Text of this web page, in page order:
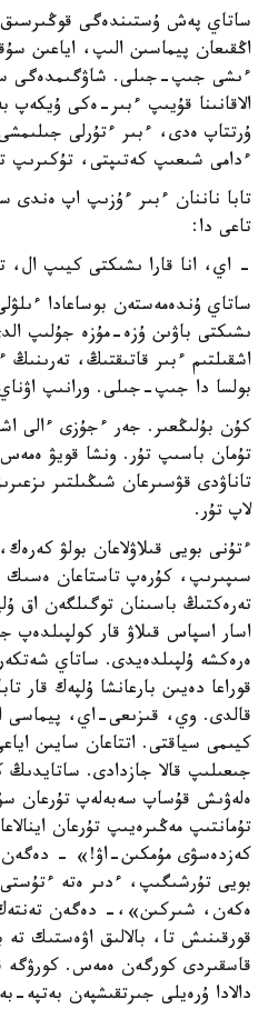
ساتاي پەش ۇستىندەگى
اڭقىعان پيماسىن الىپ، اياعىن
ءىشى جىپ-جىلى. شاۋگىمدەگى
الاقانىنا قۇيىپ ءبىر-ەكى ۇيكەپ
ۇرتتاپ ەدى، ءبىر ءتۇرلى
ءدامى شىعىپ كەتىپتى، تۇكىرىپ
تابا ناننان ءبىر ءۇزىپ اپ ەندى
تاعى دا:
- اي، انا قارا ىشىكتى كيىپ
ساتاي ۇندەمەستەن بوساعادا
ىشىكتى باۋىن ۇزە-مۇزە جۇلىپ
اشقىلتىم ءبىر قاتىقتىڭ،
بولسا دا جىپ-جىلى. ورانىپ
كۇن بۇلىڭعىر. جەر ءجۇزى ءالى
تۇمان باسىپ تۇر. ونشا قويۋ
تاناۋدى قۋسىرعان شىڭىلتىر
لاپ تۇر.
ءتۇنى بويى قىلاۋلاعان بولۋ
سىپىرىپ، كۇرەپ تاستاعان ەسىك
تەرەكتىڭ باسىنان توگىلگەن اق
اسار اسپاس قىلاۋ قار
ەرەكشە ۇلپىلدەيدى. ساتاي
قوراعا دەيىن بارعانشا ۇلپەك قار
قالدى. وي، قىزىعى-اي، پيماسى
كيىمى سياقتى. اتتاعان سايىن
جىعىلىپ قالا جازدادى.
ەلەۋىش قۇساپ سەبەلەپ تۇرعان
تۇمانتىپ مەڭىرەيىپ تۇرعان
كەزدەسۋى مۇمكىن-اۋ!» - دەگەن
بويى تۇرشىگىپ، ءدىر ەتە
ەكەن، شىركىن»،- دەگەن تەنتەك
قورقىنىش تا، بالالىق اۋەستىك
قاسقىردى كورگەن ەمەس. كورۋگە
دالادا ۇرەيلى جىرتقىشپەن